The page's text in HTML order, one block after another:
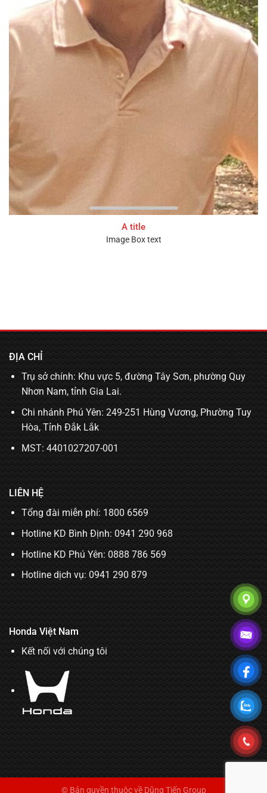
A title
Image Box text
ĐỊA CHỈ
Trụ sở chính: Khu vực 5, đường Tây Sơn, phường Quy
Nhơn Nam, tỉnh Gia Lai.
Chi nhánh Phú Yên: 249-251 Hùng Vương, Phường Tuy
Hòa, Tỉnh Đắk Lắk
MST: 4401027207-001
LIÊN HỆ
Tổng đài miễn phí: 1800 6569
Hotline KD Bình Định:0941 290 968
Hotline KD Phú Yên:0888 786 569
Hotline dịch vụ: 0941 290 879
Honda Việt Nam
Kết nối với chúng tôi
© Bản quyền thuộc về Dũng Tiến Group